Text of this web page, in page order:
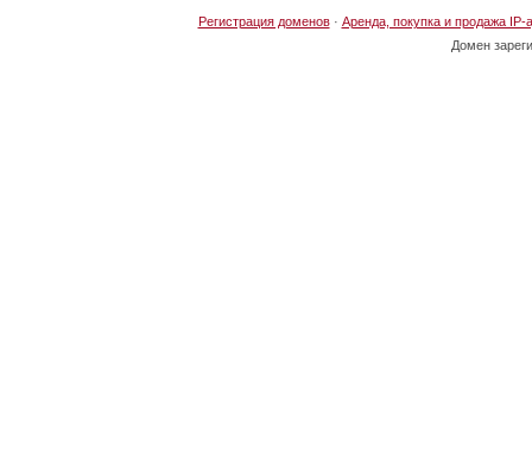
Регистрация доменов· Аренда, покупка и продажа IP-
Домен